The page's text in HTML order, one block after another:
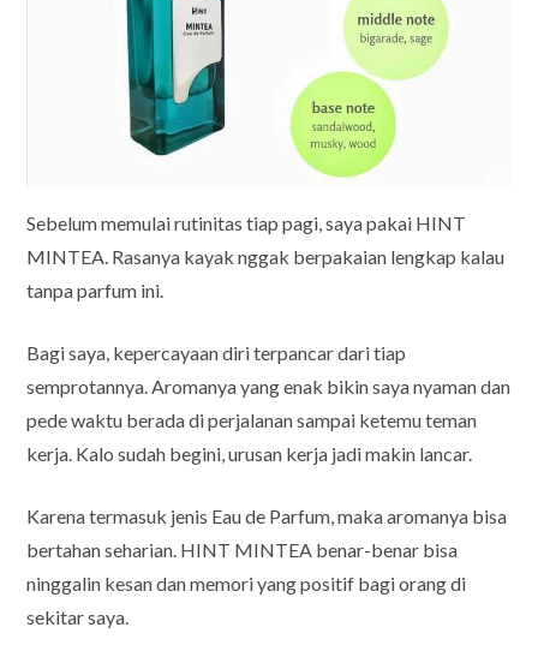
Sebelum memulai rutinitas tiap pagi, saya pakai HINT
MINTEA. Rasanya kayak nggak berpakaian lengkap kalau
tanpa parfum ini.
Bagi saya, kepercayaan diri terpancar dari tiap
semprotannya. Aromanya yang enak bikin saya nyaman dan
pede waktu berada di perjalanan sampai ketemu teman
kerja. Kalo sudah begini, urusan kerja jadi makin lancar.
Karena termasuk jenis Eau de Parfum, maka aromanya bisa
bertahan seharian. HINT MINTEA benar-benar bisa
ninggalin kesan dan memori yang positif bagi orang di
sekitar saya.